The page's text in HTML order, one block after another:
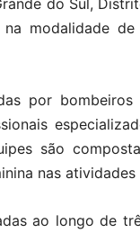
do Sul,
modalidade
por
são
nas
ao longo de